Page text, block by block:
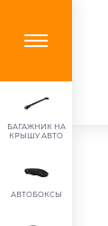
БАГАЖНИК НА
КРЫШУ АВТО
АВТОБОКСЫ